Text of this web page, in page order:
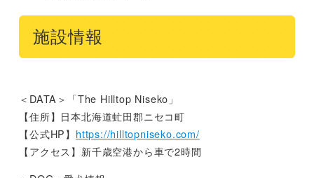
施設情報
＜DATA＞「The Hilltop Niseko」
【住所】日本北海道虻田郡ニセコ町
【公式HP】 https://hilltopniseko.com/
【アクセス】新千歳空港から車で2時間